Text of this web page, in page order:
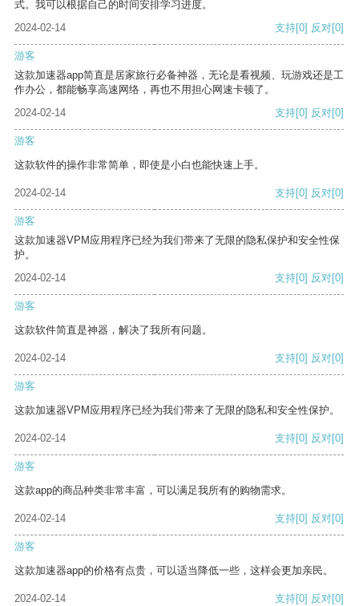
式。我可以根据自己的时间安排学习进度。
2024-02-14
支持[0] 反对[0]
游客
这款加速器app简直是居家旅行必备神器，无论是看视频、玩游戏还是工
作办公，都能畅享高速网络，再也不用担心网速卡顿了。
2024-02-14
支持[0] 反对[0]
游客
这款软件的操作非常简单，即使是小白也能快速上手。
2024-02-14 支持[0] 反对[0]
游客
这款加速器VPM应用程序已经为我们带来了无限的隐私保护和安全性保
护。
2024-02-14
支持[0] 反对[0]
游客
这款软件简直是神器，解决了我所有问题。
2024-02-14 支持[0] 反对[0]
游客
这款加速器VPM应用程序已经为我们带来了无限的隐私和安全性保护。
2024-02-14 支持[0] 反对[0]
游客
这款app的商品种类非常丰富，可以满足我所有的购物需求。
2024-02-14 支持[0] 反对[0]
游客
这款加速器app的价格有点贵，可以适当降低一些，这样会更加亲民。
2024-02-14 支持[0] 反对[0]